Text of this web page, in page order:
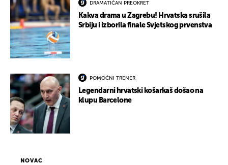
DRAMATIČAN PREOKRET
Kakva drama u Zagrebu! Hrvatska srušila
Srbiju i izborila finale Svjetskog prvenstva
POMOĆNI TRENER
Legendarni hrvatski košarkaš došao na
klupu Barcelone
NOVAC